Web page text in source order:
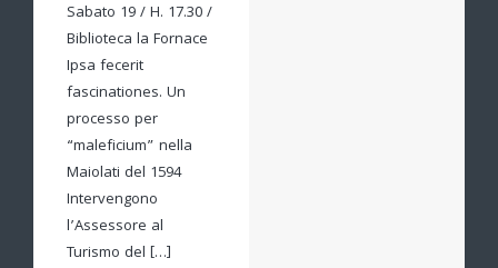
Sabato 19 / H. 17.30 /
Biblioteca la Fornace
Ipsa fecerit
fascinationes. Un
processo per
“maleficium” nella
Maiolati del 1594
Intervengono
l’Assessore al
Turismo del […]